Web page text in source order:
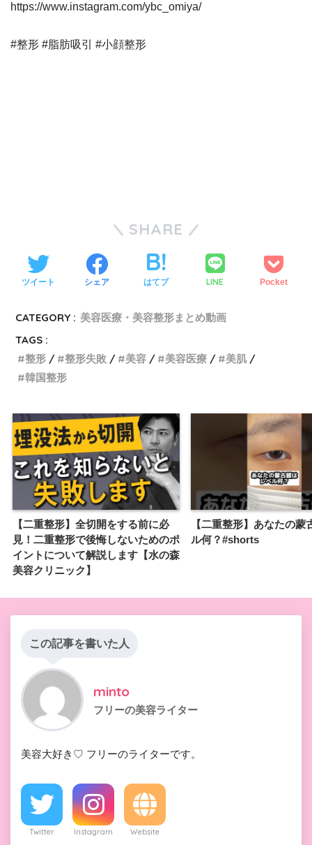
https://www.instagram.com/ybc_omiya/
#整形 #脂肪吸引 #小顔整形
SHARE
ツイート シェア はてブ LINE Pocket
CATEGORY : 美容医療・美容整形まとめ動画
TAGS :
整形
整形失敗 美容 美容医療
美肌
韓国整形
【二重整形】全切開をする前に必
見！二重整形で後悔しないためのポ
イントについて解説します【水の森
美容クリニック】
【二重整形】あなたの蒙
ル何？#shorts
この記事を書いた人
minto
フリーの美容ライター
美容大好き♡ フリーのライターです。
Twitter Instagram Website